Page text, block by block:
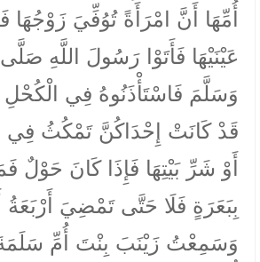
أُمِّهَا أَنَّ امْرَأَةً تُوُفِّيَ
عَيْنَيْهَا فَأَتَوْا رَسُولَ اللَّهِ صَلَّى
وَسَلَّمَ فَاسْتَأْذَنُوهُ فِي الْكُحْلِ
قَدْ كَانَتْ إِحْدَاكُنَّ تَمْكُثُ فِي
أَوْ شَرِّ بَيْتِهَا فَإِذَا كَانَ
بِبَعَرَةٍ فَلَا حَتَّى تَمْضِيَ
وَسَمِعْتُ زَيْنَبَ بِنْتَ أُمِّ